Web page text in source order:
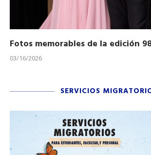
Fotos memorables de la edición
03/16/2026
SERVICIOS